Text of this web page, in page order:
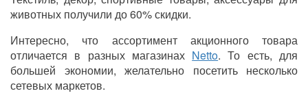
животных получили до 60% скидки.
Интересно, что ассортимент акционного товара
отличается в разных магазинах Netto. То есть, для
большей экономии, желательно посетить несколько
сетевых маркетов.